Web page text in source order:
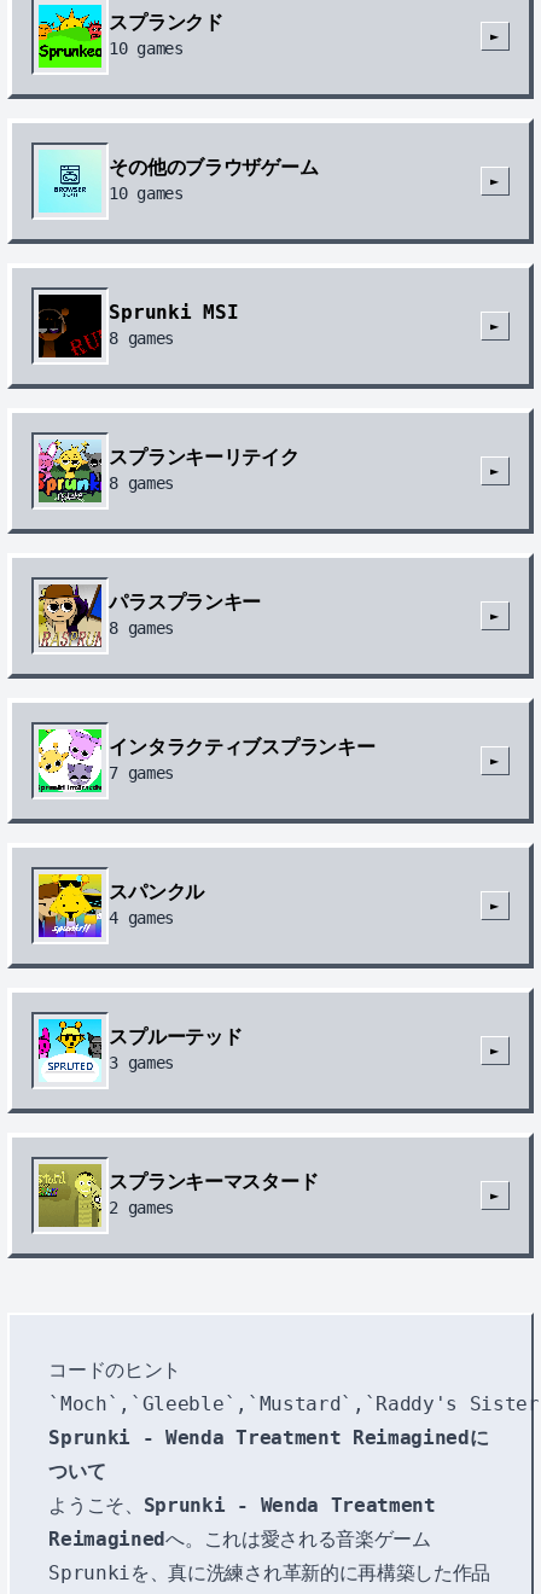
スプランクド
10games
►
その他のブラウザゲーム
10games
►
Sprunki MSI
8 games
►
スプランキーリテイク
8 games
►
パラスプランキー
8 games
►
インタラクティブスプランキー
7 games
►
スパンクル
4 games
►
スプルーテッド
3 games
►
スプランキーマスタード
2 games
►
コードのヒント
Sprunki - Wenda Treatment Reimaginedに
ついて
ようこそ、 Sprunki - Wenda Treatment
Reimaginedへ。これは愛される音楽ゲーム
Sprunkiを、真に洗練され革新的に再構築した作品